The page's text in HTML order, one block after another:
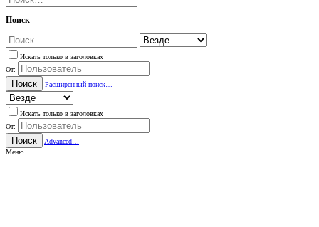
Поиск
Искать только в заголовках
От:
Поиск Расширенный поиск…
Искать только в заголовках
От:
Поиск
Advanced…
Меню